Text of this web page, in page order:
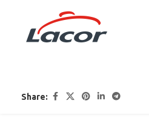
Share: